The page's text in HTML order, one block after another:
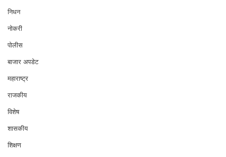
निधन
नोकरी
पोलीस
बाजार अपडेट
महाराष्ट्र
राजकीय
विशेष
शासकीय
शिक्षण